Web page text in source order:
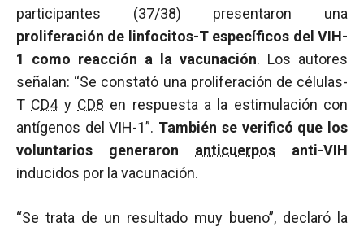
participantes (37/38) presentaron una
proliferación de linfocitos-T específicos del VIH-
1 como reacción a la vacunación. Los autores
señalan: “Se constató una proliferación de células-
T CD4y CD8 en respuesta a la estimulación con
antígenos del VIH-1”. También se verificó que los
voluntarios generaron anticuerpos anti-VIH
inducidos por la vacunación.
“Se trata de un resultado muy bueno”, declaró la